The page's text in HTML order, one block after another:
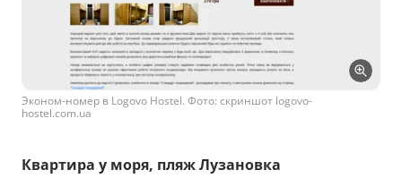
Эконом-номер в Logovo Hostel. Фото: скриншот logovo-
hostel.com.ua
Квартира у моря, пляж Лузановка